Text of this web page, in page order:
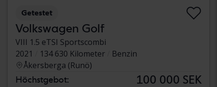
Getestet
Volkswagen Golf
VIII 1.5 eTSI Sportscombi
2021
134 630 Kilometer
Benzin
Åkersberga (Runö)
Höchstgebot: 100 000 SEK